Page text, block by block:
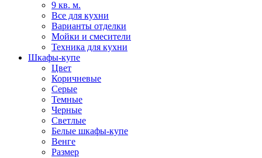
9 кв. м.
Все для кухни
Варианты отделки
Мойки и смесители
Техника для кухни
Шкафы-купе
Цвет
Коричневые
Серые
Темные
Черные
Светлые
Белые шкафы-купе
Венге
Размер